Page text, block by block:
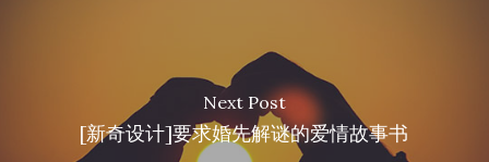
Next Post
[新奇设计]要求婚先解谜的爱情故事书